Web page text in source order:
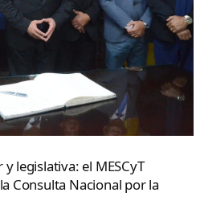
legislativa: el MESCyT
Consulta Nacional por la